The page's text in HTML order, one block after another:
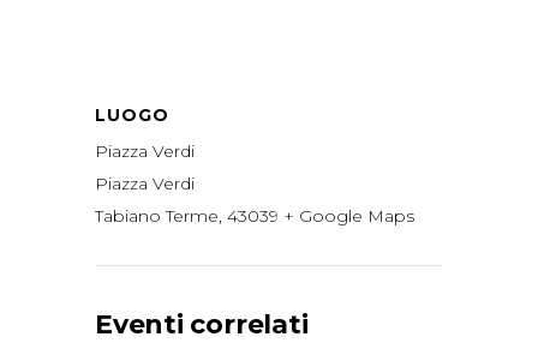
LUOGO
Piazza Verdi
Piazza Verdi
Tabiano Terme, 43039 + Google Maps
Eventi correlati